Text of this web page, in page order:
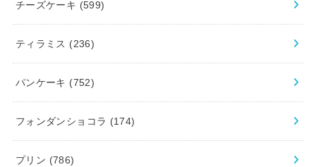
チーズケーキ (599)
ティラミス (236)
パンケーキ (752)
フォンダンショコラ (174)
プリン (786)